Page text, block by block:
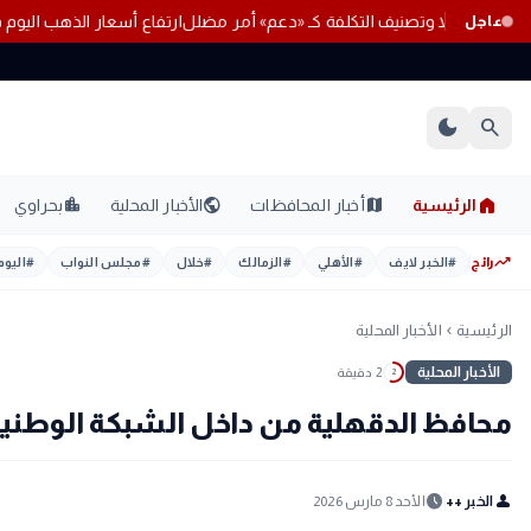
عاجل
حذر من حلقة مفرغة: زيادة أسعار الكهرباء ليست حلاً وتصنيف التكلفة
search
dark_mode
home الرئيسية mapأخبار المحافظات publicالأخبار المحلية location_cityبحراوي
trending_upرائج #الخبر لايف #الأهلي #الزمالك #خلال #مجلس النواب #
الرئيسية chevron_left الأخبار المحلية
الأخبار المحلية 2 2 دقيقة
محافظ الدقهلية من داخل الشبكة
person الخبر ++ schedule الأحد 8 مارس 2026